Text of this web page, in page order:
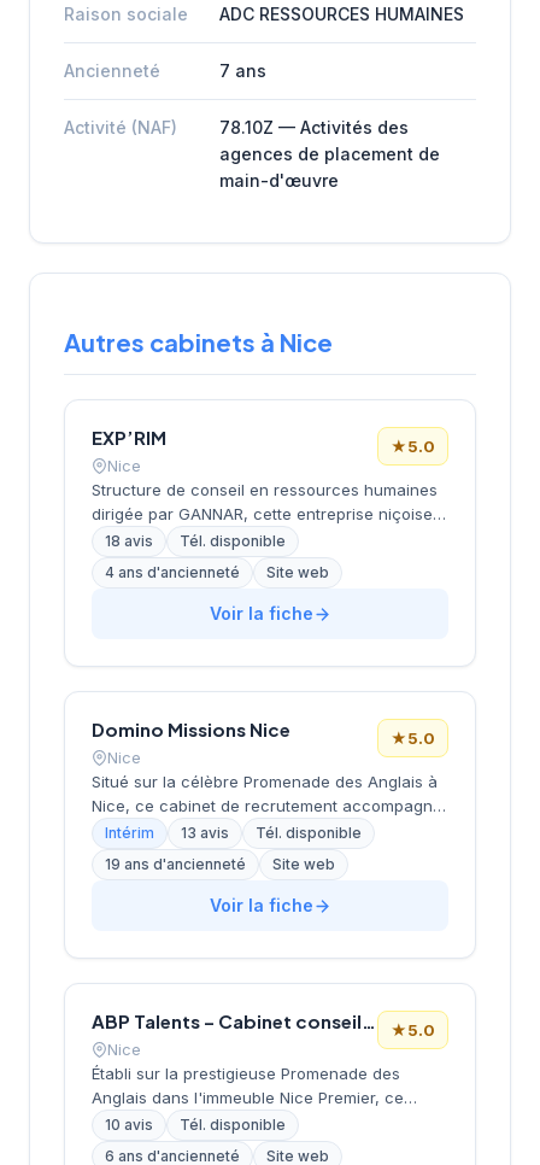
Raison sociale ADC RESSOURCES HUMAINES
Ancienneté 7 ans
Activité (NAF)
78.10Z — Activités des
agences de placement de
main-d'œuvre
Autres cabinets à Nice
EXP’RIM
Nice
★5.0
Structure de conseil en ressources humaines
dirigée par GANNAR, cette entreprise niçoise
intervient dans le recrutement et
l'accompagnement des entreprises. Basée
avenue de Saint-Sylvestre dans le 6e
arrondissement de Nice, elle développe une
locale.
18 avis
Tél. disponible
4 ans d'ancienneté
Site web
Voir la fiche
Domino Missions Nice
Nice
★5.0
Situé sur la célèbre Promenade des Anglais à
Nice, ce cabinet de recrutement accompagne
les entreprises locales dans leurs recherches
de profils qualifiés. La structure propose des
solutions de recrutement adaptées aux
besoins spécifiques du tissu économique
sur l'une des artères les plus prestigieuses de
la Côte d'Azur renforce sa visibilité auprès des
entreprises niçoises.
Intérim 13 avis
Tél. disponible
19 ans d'ancienneté
Site web
Voir la fiche
ABP Talents – Cabinet conseil RH, Recrutement, Centre de Bilans de compétences
Nice
★5.0
Établi sur la prestigieuse Promenade des
Anglais dans l'immeuble Nice Premier, ce
cabinet de recrutement bénéficie d'une
position stratégique au cœur de la métropole
10 avis
Tél. disponible
6 ans d'ancienneté
Site web